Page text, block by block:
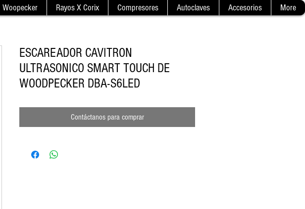
Woopecker Rayos X Corix Compresores Autoclaves Accesorios More
ESCAREADOR CAVITRON
ULTRASONICO SMART TOUCH DE
WOODPECKER DBA-S6LED
Contáctanos para comprar